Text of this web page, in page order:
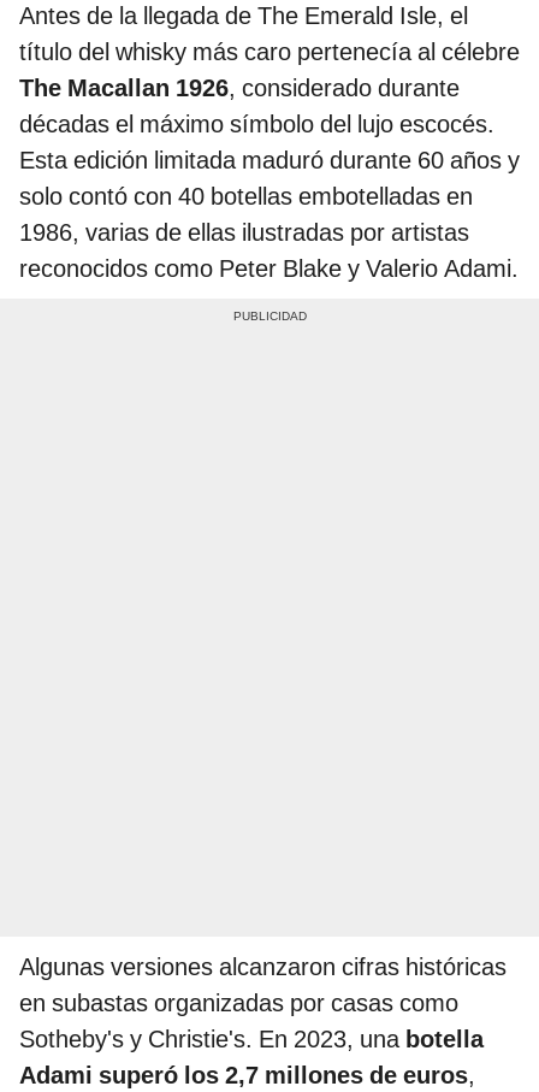
Antes de la llegada de The Emerald Isle, el
título del whisky más caro pertenecía al célebre
The Macallan 1926, considerado durante
décadas el máximo símbolo del lujo escocés.
Esta edición limitada maduró durante 60 años y
solo contó con 40 botellas embotelladas en
1986, varias de ellas ilustradas por artistas
reconocidos como Peter Blake y Valerio Adami.
Algunas versiones alcanzaron cifras históricas
en subastas organizadas por casas como
Sotheby's y Christie's. En 2023, una botella
Adami superó los 2,7 millones de euros,